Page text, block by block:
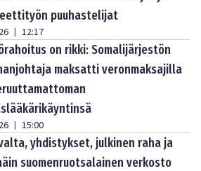
puuhastelijat
| 12:17
on rikki: Somalijärjestön
maksatti veronmaksajilla
| 15:00
yhdistykset, julkinen raha ja
suomenruotsalainen verkosto